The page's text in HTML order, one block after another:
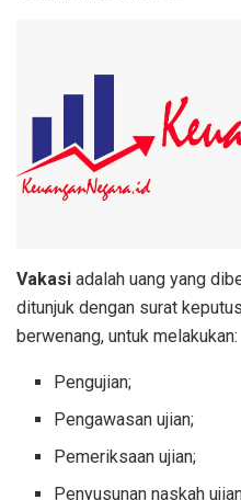
Vakasi adalah uang yang
ditunjuk dengan surat
berwenang, untuk melakukan:
Pengujian;
Pengawasan ujian;
Pemeriksaan ujian;
Penyusunan naskah